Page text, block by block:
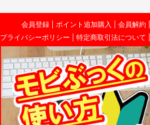
会員登録 ポイント追加購入 会員解約
プライバシーポリシー 特定商取引法について